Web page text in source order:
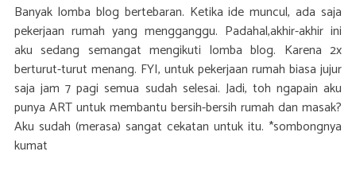
Banyak lomba blog bertebaran. Ketika ide muncul, ada saja
pekerjaan rumah yang mengganggu. Padahal,akhir-akhir ini
aku sedang semangat mengikuti lomba blog. Karena 2x
berturut-turut menang. FYI, untuk pekerjaan rumah biasa jujur
saja jam 7 pagi semua sudah selesai. Jadi, toh ngapain aku
punya ART untuk membantu bersih-bersih rumah dan masak?
Aku sudah (merasa) sangat cekatan untuk itu. *sombongnya
kumat